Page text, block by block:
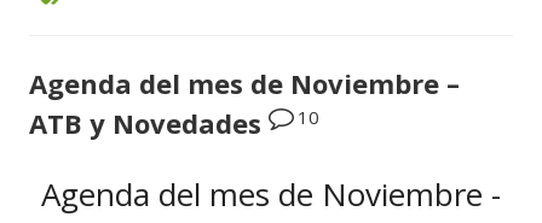
Agenda del mes de Noviembre –
ATB y Novedades
10
Agenda del mes de Noviembre -